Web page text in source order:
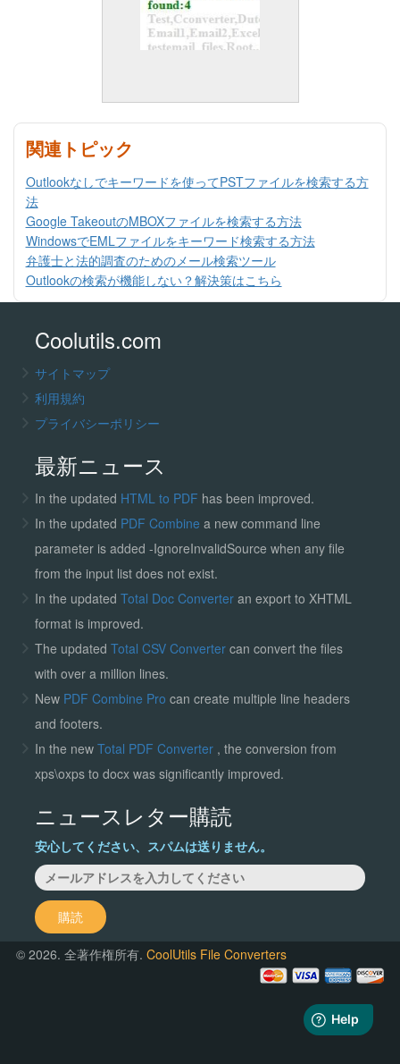
関連トピック
Outlookなしでキーワードを使ってPSTファイルを検索する方
法
Google TakeoutのMBOXファイルを検索する方法
WindowsでEMLファイルをキーワード検索する方法
弁護士と法的調査のためのメール検索ツール
Outlookの検索が機能しない？解決策はこちら
Coolutils.com
サイトマップ
利用規約
プライバシーポリシー
最新ニュース
In the updated HTML to PDF has been improved.
In the updated PDF Combine a new command line
parameter is added -IgnoreInvalidSource when any file
from the input list does not exist.
In the updated Total Doc Converter an export to XHTML
format is improved.
The updated Total CSV Convertercan convert the files
with over a million lines.
New PDF Combine Pro can create multiple line headers
and footers.
In the new Total PDF Converter , the conversion from
xps\oxps to docx was significantly improved.
ニュースレター購読
安心してください、スパムは送りません。
購読
© 2026. 全著作権所有.CoolUtils File Converters